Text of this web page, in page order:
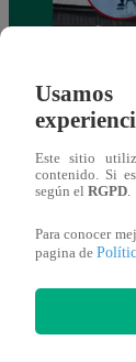
Asesinan a
galería en
Este sitio
contenido. Si
según el RGPD.
Para conocer
pagina de